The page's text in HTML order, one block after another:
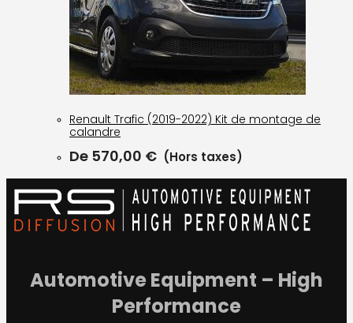
Renault Trafic (2019-2022) Kit de montage de
calandre
De 570,00 € (Hors taxes)
Automotive Equipment – High
Performance